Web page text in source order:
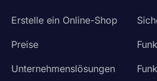
Erstelle ein Online-Shop
Preise
Unternehmenslösungen